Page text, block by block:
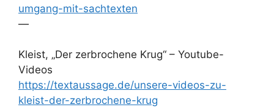
umgang-mit-sachtexten
—
Kleist, „Der zerbrochene Krug“ – Youtube-
Videos
https://textaussage.de/unsere-videos-zu-
kleist-der-zerbrochene-krug